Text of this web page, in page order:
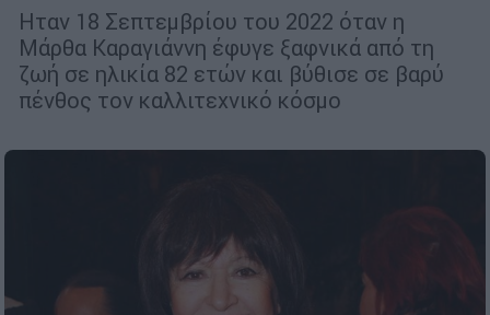
Ηταν 18 Σεπτεμβρίου του 2022 όταν η
Μάρθα Καραγιάννη έφυγε ξαφνικά από τη
ζωή σε ηλικία 82 ετών και βύθισε σε βαρύ
πένθος τον καλλιτεχνικό κόσμο